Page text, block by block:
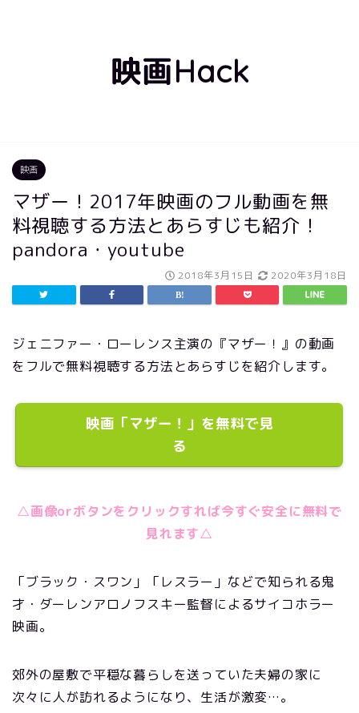
映画Hack
映画
マザー！2017年映画のフル動画を無
料視聴する方法とあらすじも紹介！
pandora・youtube
2018年3月15日 2020年3月18日
ジェニファー・ローレンス主演の『マザー！』の動画
をフルで無料視聴する方法とあらすじを紹介します。
映画「マザー！」を無料で見
る
△画像orボタンをクリックすれば今すぐ安全に無料で
見れます△
「ブラック・スワン」「レスラー」などで知られる鬼
才・ダーレンアロノフスキー監督によるサイコホラー
映画。
郊外の屋敷で平穏な暮らしを送っていた夫婦の家に
次々に人が訪れるようになり、生活が激変…。